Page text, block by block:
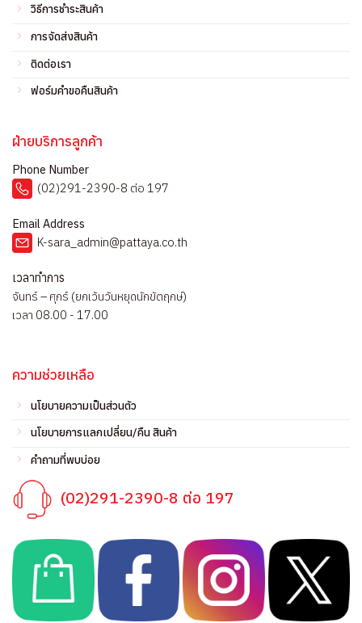
วิธีการชำระสินค้า
การจัดส่งสินค้า
ติดต่อเรา
ฟอร์มคำขอคืนสินค้า
ฝ่ายบริการลูกค้า
Phone Number
(02)291-2390-8 ต่อ 197
Email Address
K-sara_admin@pattaya.co.th
เวลาทำการ
จันทร์ – ศุกร์ (ยกเว้นวันหยุดนักขัตฤกษ์)
เวลา 08.00 - 17.00
ความช่วยเหลือ
นโยบายความเป็นส่วนตัว
นโยบายการแลกเปลี่ยน/คืน สินค้า
คำถามที่พบบ่อย
(02)291-2390-8 ต่อ 197